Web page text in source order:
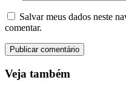
Salvar meus dados neste
comentar.
Veja também